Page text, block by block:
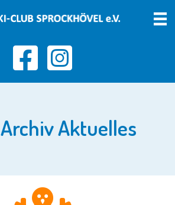
Archiv Aktuelles